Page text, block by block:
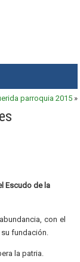
parroquia 2015»
Escudo de la
con el
fundación.
la patria.